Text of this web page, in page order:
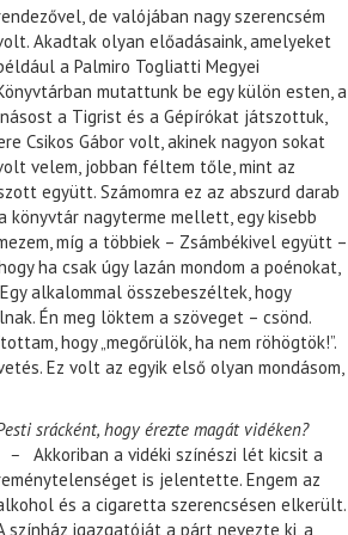
de valójában nagy szerencsém
Akadtak olyan előadásaink, amelyeket
a Palmiro Togliatti Megyei
mutattunk be egy külön esten, a
a Tigrist és a Gépírókat játszottuk,
Csikos Gábor volt, akinek nagyon sokat
velem, jobban féltem tőle, mint az
együtt. Számomra ez az abszurd darab
könyvtár nagyterme mellett, egy kisebb
míg a többiek – Zsámbékivel együtt –
ha csak úgy lazán mondom a poénokat,
alkalommal összebeszéltek, hogy
Én meg löktem a szöveget – csönd.
hogy „megőrülök, ha nem röhögtök!”.
Ez volt az egyik első olyan mondásom,
srácként, hogy érezte magát vidéken?
– Akkoriban a vidéki színészi lét kicsit a
is jelentette. Engem az
és a cigaretta szerencsésen elkerült.
színház igazgatóját a párt nevezte ki, a